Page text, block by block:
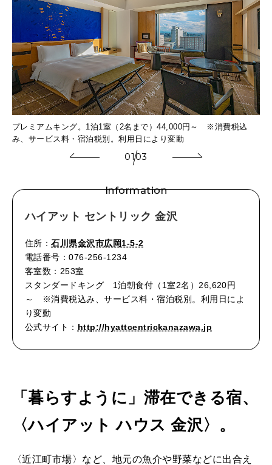
プレミアムキング。1泊1室（2名まで）44,000円～ ※消費税込
み、サービス料・宿泊税別。利用日により変動
0103
Information
ハイアット セントリック 金沢
住所：石川県金沢市広岡1-5-2
電話番号：076-256-1234
客室数：253室
スタンダードキング 1泊朝食付（1室2名）26,620円
～ ※消費税込み、サービス料・宿泊税別。利用日によ
り変動
公式サイト： http://hyattcentrickanazawa.jp
「暮らすように」滞在できる宿、
〈ハイアット ハウス 金沢〉。
〈近江町市場〉など、地元の魚介や野菜などに出合え